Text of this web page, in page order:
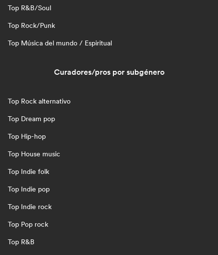
Top R&B/Soul
Top Rock/Punk
Top Música del mundo / Espiritual
Curadores/pros por subgénero
Top Rock alternativo
Top Dream pop
Top Hip-hop
Top House music
Top Indie folk
Top Indie pop
Top Indie rock
Top Pop rock
Top R&B